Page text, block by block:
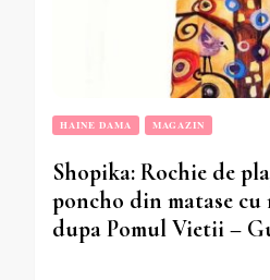
HAINE DAMA MAGAZIN
Shopika: Rochie de
poncho din matase
dupa Pomul Vietii –